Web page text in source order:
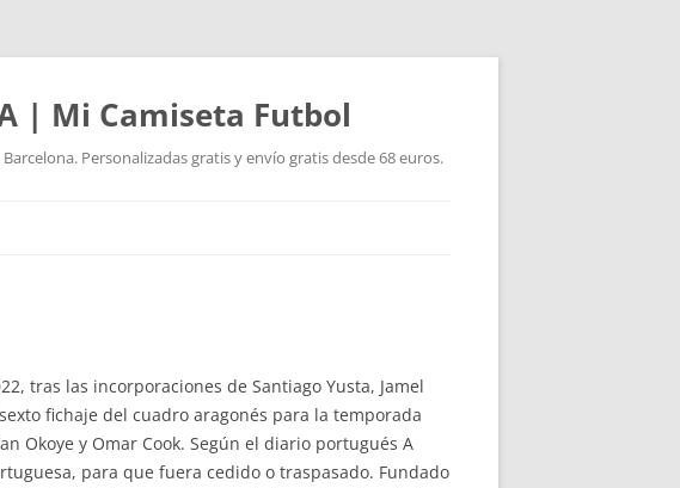
| Mi Camiseta Futbol
Personalizadas gratis y envío gratis desde 68 euros.
tras las incorporaciones de Santiago Yusta, Jamel
fichaje del cuadro aragonés para la temporada
Okoye y Omar Cook. Según el diario portugués A
para que fuera cedido o traspasado. Fundado